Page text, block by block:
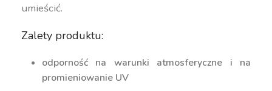
umieścić.
Zalety produktu:
odporność na warunki atmosferyczne i na
promieniowanie UV